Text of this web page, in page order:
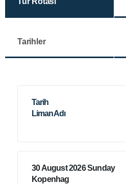
Tarihler
Tarih
Liman Adı
30 August 2026 Sunday
Kopenhag